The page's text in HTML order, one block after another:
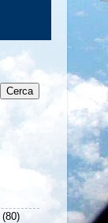
(80)